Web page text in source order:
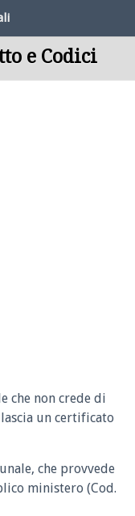
e Codici
che non crede di
un certificato
che provvede
ministero (Cod.